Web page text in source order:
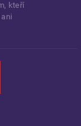
kteří